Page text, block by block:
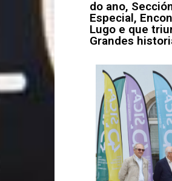
do ano,
Especial,
Lugo e que
Grandes